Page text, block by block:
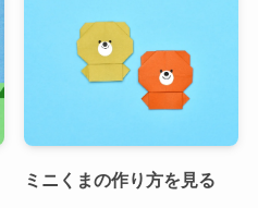
ミニくまの作り方を見る